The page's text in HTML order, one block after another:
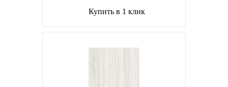
Купить в 1 клик